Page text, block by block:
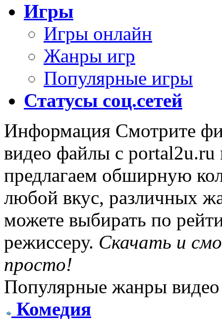
Игры
Игры онлайн
Жанры игр
Популярные игры
Статусы соц.сетей
Информация Смотрите
видео файлы с
предлагаем обширную
любой вкус, различных
можете выбирать по
режиссеру. Скачать и
просто!
Популярные жанры видео
Комедия